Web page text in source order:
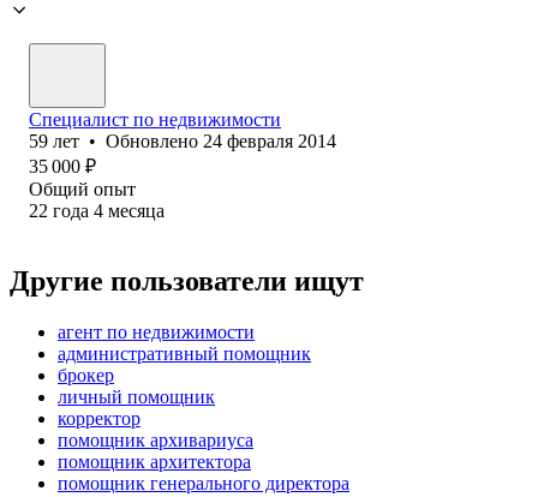
Специалист по недвижимости
59 лет • Обновлено 24 февраля 2014
35 000 ₽
Общий опыт
22 года 4 месяца
Другие пользователи ищут
агент по недвижимости
административный помощник
брокер
личный помощник
корректор
помощник архивариуса
помощник архитектора
помощник генерального директора